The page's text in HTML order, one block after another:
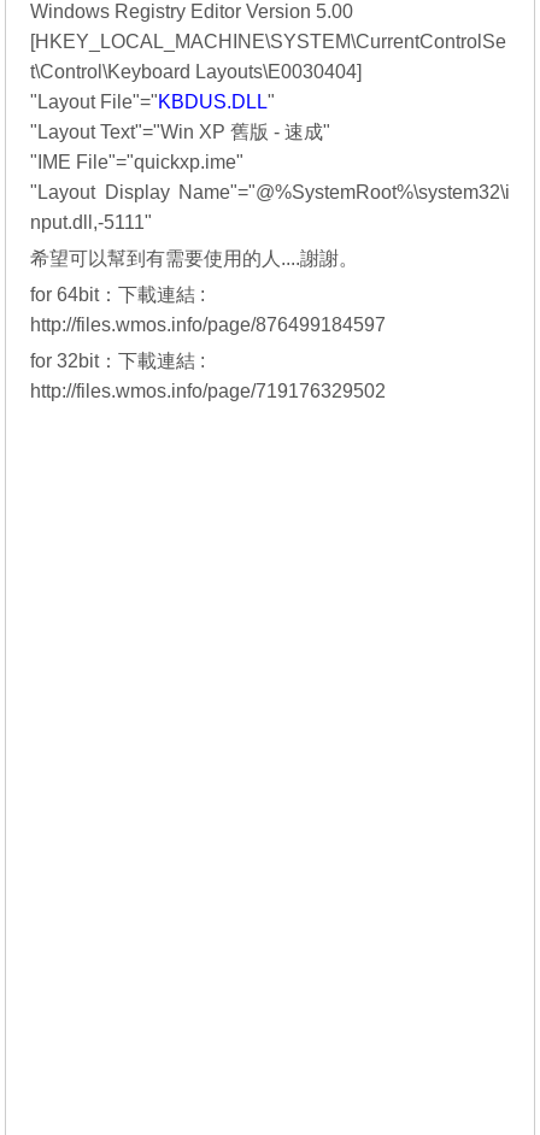
Windows Registry Editor Version 5.00
[HKEY_LOCAL_MACHINE\SYSTEM\CurrentControlSe
t\Control\Keyboard Layouts\E0030404]
"Layout File"="KBDUS.DLL"
"Layout Text"="Win XP 舊版 - 速成"
"IME File"="quickxp.ime"
"Layout Display Name"="@%SystemRoot%\system32\i
nput.dll,-5111"
希望可以幫到有需要使用的人....謝謝。
for 64bit：下載連結 :
http://files.wmos.info/page/876499184597
for 32bit：下載連結 :
http://files.wmos.info/page/719176329502